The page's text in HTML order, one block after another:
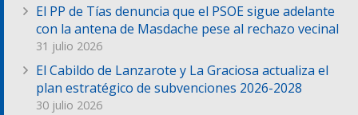
El PP de Tías denuncia que el PSOE sigue adelante
con la antena de Masdache pese al rechazo vecinal
31 julio 2026
El Cabildo de Lanzarote y La Graciosa actualiza el
plan estratégico de subvenciones 2026-2028
30 julio 2026